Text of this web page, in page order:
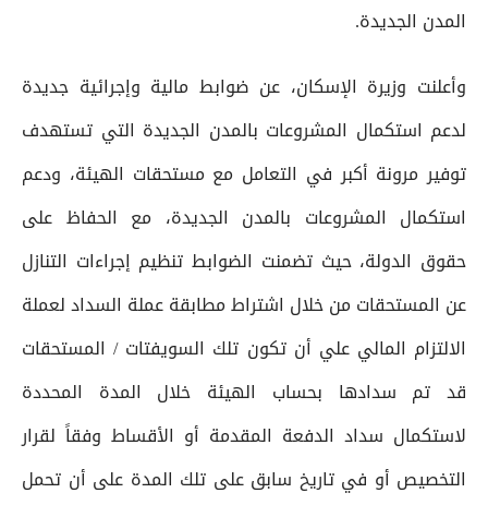
المدن الجديدة.
وأعلنت وزيرة الإسكان، عن ضوابط مالية وإجرائية جديدة
لدعم استكمال المشروعات بالمدن الجديدة التي تستهدف
توفير مرونة أكبر في التعامل مع مستحقات الهيئة، ودعم
استكمال المشروعات بالمدن الجديدة، مع الحفاظ على
حقوق الدولة، حيث تضمنت الضوابط تنظيم إجراءات التنازل
عن المستحقات من خلال اشتراط مطابقة عملة السداد لعملة
الالتزام المالي علي أن تكون تلك السويفتات / المستحقات
قد تم سدادها بحساب الهيئة خلال المدة المحددة
لاستكمال سداد الدفعة المقدمة أو الأقساط وفقاً لقرار
التخصيص أو في تاريخ سابق على تلك المدة على أن تحمل